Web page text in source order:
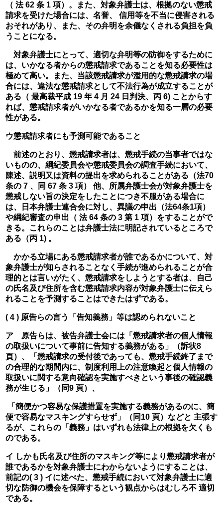
（ 法 62 条 1 項）。また、対象弁護士は、根拠のない懲戒
請求を受けた場合には、名誉、 信用等を不当に侵害される
おそれがあり、また、その弁明を余儀なくされる負担を負
うことになる。
対象弁護士にとって、適切な弁明等の防御をするために
は、いかなる者からの懲戒請求であることを知る必要性は
極めて高い。また、当該懲戒請求が濫用的な懲戒請求の場
合には、違法な懲戒請求として不法行為が成立することが
ある（ 最高裁平成 19 年 4 月 24 日判決、丙 6) ことからす
れば、懲戒請求者がいかなる者であるかを知る一層の必要
性がある。
ウ懲戒請求者にも予測可能であること
前述のとおり、懲戒請求者は、懲戒手続の当事者ではな
いものの、綱紀委員会や懲戒委員会の調査手続において、
陳述、説明又は資料の提出を求められることがある（法70
条の 7 、同 67 条 3 項） 他、所属弁護士会が対象弁護士を
懲戒しない旨の決定をしたことにつき不服がある場合に
は、日本弁護士連合会に対し、異議の申出（法64条1項）
や綱紀審査の申出（ 法 64 条の 3 第 1 項）をすることがで
きる。これらのことは弁護士法に明記されているところで
ある（丙 1) 。
かかる立場にある懲戒請求者が誰であるかについて、対
象弁護士が知らされることなく手続が進められることが合
理的とは言いがたく、懲戒請求をしようとする者は、自己
の氏名及び住所を含む懲戒請求内容が対象弁護士に伝えら
れることを予測することはできたはずである。
( 4 ) 原告らの言う「告知義務」等は認められないこと
ア　原告らは、被告弁護士会には「懲戒請求者の個人情報
の取扱いについて事前に告知する義務がある」（訴状8
頁）、「懲戒請求の受付後であっても、懲戒手続終了まで
の合理的な期間内に、制度利用上の注意喚起と個人情報の
取扱いに関する意向確認を実施すべきという事後の確認義
務が生じる」（同9 頁）、
便で容易なマスキングすらせず」（同10 頁）などと 主張す
るが、これらの「義務」はいずれも法律上の根拠を欠くも
のである。
イ しかも氏名及び住所のマスキング等により懲戒請求者が
誰であるかを対象弁護士にわからないようにすることは、
前記の( 3 ) イに述べた、懲戒手続において対象弁護士に適
切な防御の機会を保障するという観点からはむしろ不 適切
である。